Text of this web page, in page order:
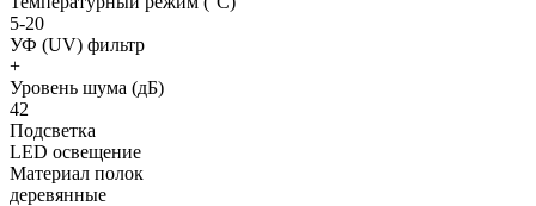
5-20
УФ (UV) фильтр
+
Уровень шума (дБ)
42
Подсветка
LED освещение
Материал полок
деревянные